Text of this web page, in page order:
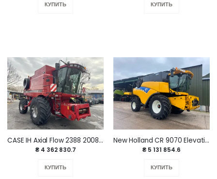
КУПИТЬ КУПИТЬ
CASE IH Axial Flow 2388 2008 год.
₴ 4 362 830.7
КУПИТЬ
New Holland CR 9070 Elevation 2011 г.
₴ 5 131 854.6
КУПИТЬ